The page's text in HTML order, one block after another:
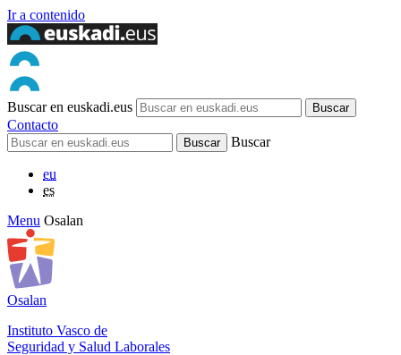
Ir a contenido
Buscar en euskadi.eus
Contacto
Buscar
eu
es
Menu Osalan
Osalan
Instituto Vasco de
Seguridad y Salud Laborales